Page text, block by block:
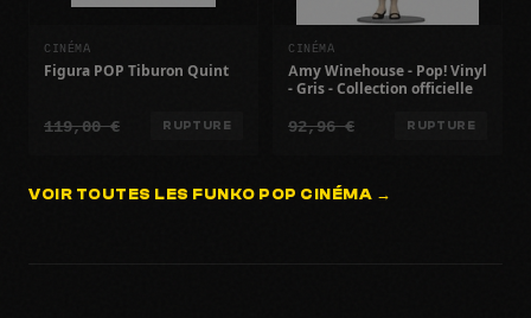
CINÉMA
Figura POP Tiburon Quint
119,00 € RUPTURE
CINÉMA
Amy Winehouse - Pop! Vinyl
- Gris - Collection officielle
92,96 € RUPTURE
VOIR TOUTES LES FUNKO POP CINÉMA →